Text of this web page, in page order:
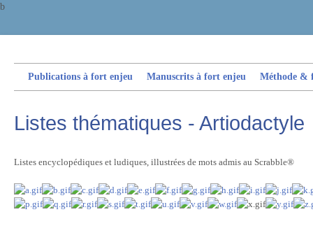
b
Publications à fort enjeu Manuscrits à fort enjeu Méthode &
Listes thématiques - Artiodactyle
Listes encyclopédiques et ludiques, illustrées de mots admis au Scrabble®